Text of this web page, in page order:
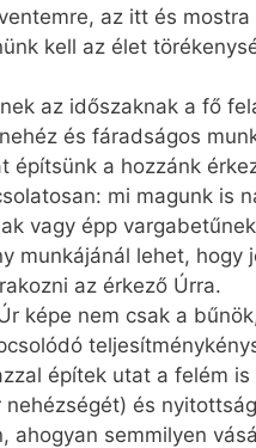
az itt és
kell az élet
az időszaknak a fő
és fáradságos
építsünk a hozzánk
mi magunk is
vagy épp
munkájánál lehet,
az érkező Úrra.
képe nem csak a
építek utat a felém
és
ahogyan semmilyen